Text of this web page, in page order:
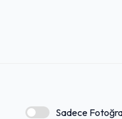
Sadece